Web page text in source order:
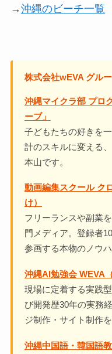
→沖縄のビーチ一覧
株式会社wEVA グル
沖縄マイクラ部 プロ
ーブ」
子どもたちの好きを
計のスキルに変える
本山です。
動画編集スクール ク
け）
フリーランスや副業
門メディア。登録者
参画する本物のノウ
沖縄AI勉強会 WEVA
現場に定着する実践
び開発歴30年の実務
ジ制作・サイト制作
沖縄中国語・韓国語